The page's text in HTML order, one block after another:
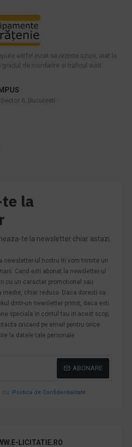
astfel incat sa reziste uzurii, atat la
gradul de murdarire si traficul sunt
6, Bucuresti
la
te la newsletter chiar astazi.
newsletter-ul nostru iti vom trimite un
Cand esti abonat la newsletter-ul
cu un caracter promotional sau
chiar redusa. Daca doresti sa
dintr-un newsletter primit, daca esti
speciala in contul tau in acest scop,
oricand pe email pentru orice
la datele tale personale.
ABONARE
cu Politica de Confidentialitate
LICITATIE.RO